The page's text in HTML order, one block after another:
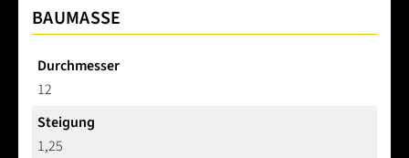
BAUMASSE
Durchmesser
12
Steigung
1,25